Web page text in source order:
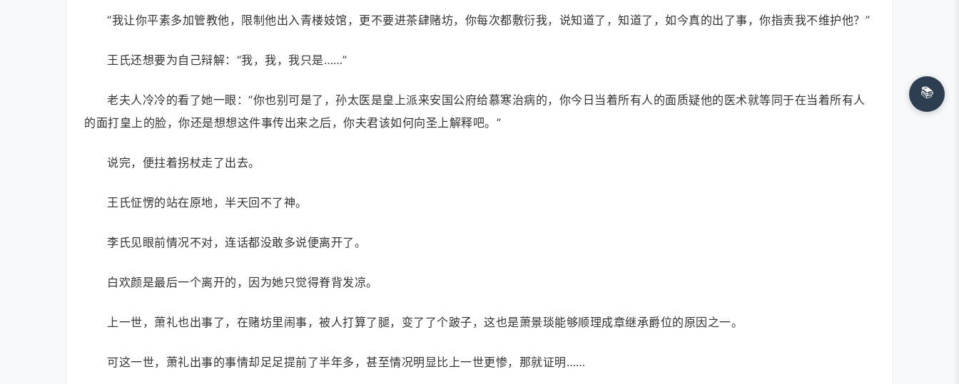
“我让你平素多加管教他，限制他出入青楼妓馆，更不要进茶肆赌坊，你每次都敷衍我，说知道了，知道了，如今真的出了事，你指责我不维护他？”
王氏还想要为自己辩解：“我，我，我只是……”
老夫人冷冷的看了她一眼：“你也别可是了，孙太医是皇上派来安国公府给慕寒治病的，你今日当着所有人的面质疑他的医术就等同于在当着所有人
的面打皇上的脸，你还是想想这件事传出来之后，你夫君该如何向圣上解释吧。”
说完，便拄着拐杖走了出去。
王氏怔愣的站在原地，半天回不了神。
李氏见眼前情况不对，连话都没敢多说便离开了。
白欢颜是最后一个离开的，因为她只觉得脊背发凉。
上一世，萧礼也出事了，在赌坊里闹事，被人打算了腿，变了了个跛子，这也是萧景琰能够顺理成章继承爵位的原因之一。
可这一世，萧礼出事的事情却足足提前了半年多，甚至情况明显比上一世更惨，那就证明……
📚